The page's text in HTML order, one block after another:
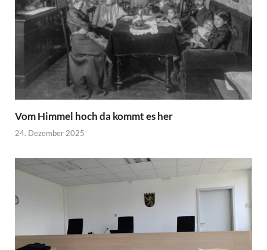
Vom Himmel hoch da kommt es her
24. Dezember 2025